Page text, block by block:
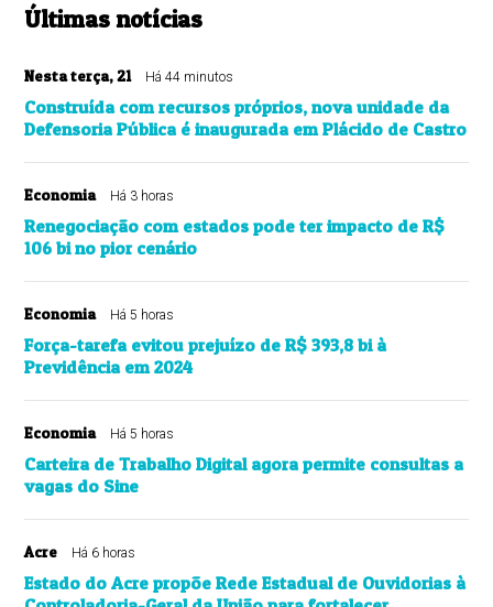
Últimas notícias
Nesta terça, 21 Há 44 minutos
Construída com recursos próprios, nova unidade da
Defensoria Pública é inaugurada em Plácido de Castro
Economia Há 3 horas
Renegociação com estados pode ter impacto de R$
106 bi no pior cenário
Economia Há 5 horas
Força-tarefa evitou prejuízo de R$ 393,8 bi à
Previdência em 2024
Economia Há 5 horas
Carteira de Trabalho Digital agora permite consultas a
vagas do Sine
Acre Há 6 horas
Estado do Acre propõe Rede Estadual de Ouvidorias à